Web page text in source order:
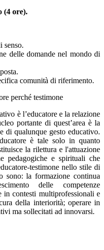
(4 ore).
senso.
delle domande nel mondo di
comunità di riferimento.
perché testimone
è l’educatore e la relazione
portante di quest’area è la
di qualunque gesto educativo.
è tale solo in quanto
la rilettura e l'attuazione
pedagogiche e spirituali che
testimone nello stile di
sono: la formazione continua
delle competenze
in contesti multiprofessionali e
della interiorità; operare in
ma sollecitati ad innovarsi.